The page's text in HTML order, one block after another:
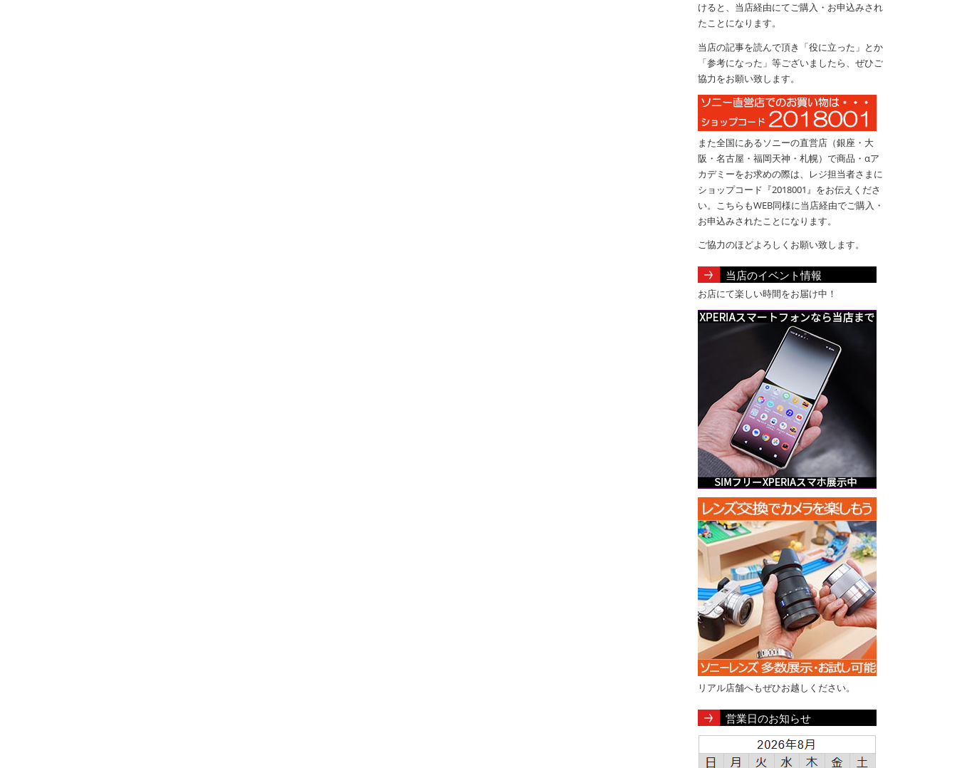
けると、当店経由にてご購入・お申込みされ
たことになります。
当店の記事を読んで頂き「役に立った」とか
「参考になった」等ございましたら、ぜひご
協力をお願い致します。
また全国にあるソニーの直営店（銀座・大
阪・名古屋・福岡天神・札幌）で商品・αア
カデミーをお求めの際は、レジ担当者さまに
ショップコード『2018001』をお伝えくださ
い。こちらもWEB同様に当店経由でご購入・
お申込みされたことになります。
ご協力のほどよろしくお願い致します。
当店のイベント情報
お店にて楽しい時間をお届け中！
リアル店舗へもぜひお越しください。
営業日のお知らせ